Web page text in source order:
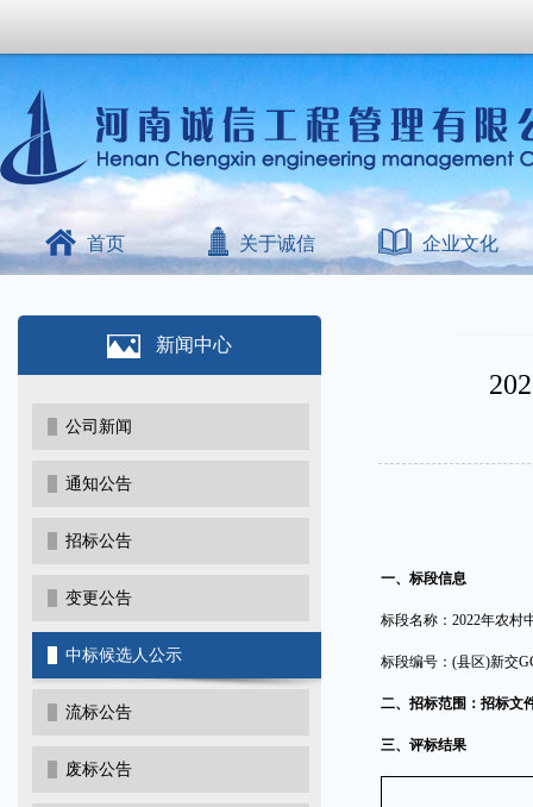
首页 关于诚信 企业文化
新闻中心
公司新闻
通知公告
招标公告
变更公告
中标候选人公示
流标公告
废标公告
一、标段信息
标段名称： 2022年农村
标段编号： (县区)新交
二、招标范围：招标文
三、评标结果